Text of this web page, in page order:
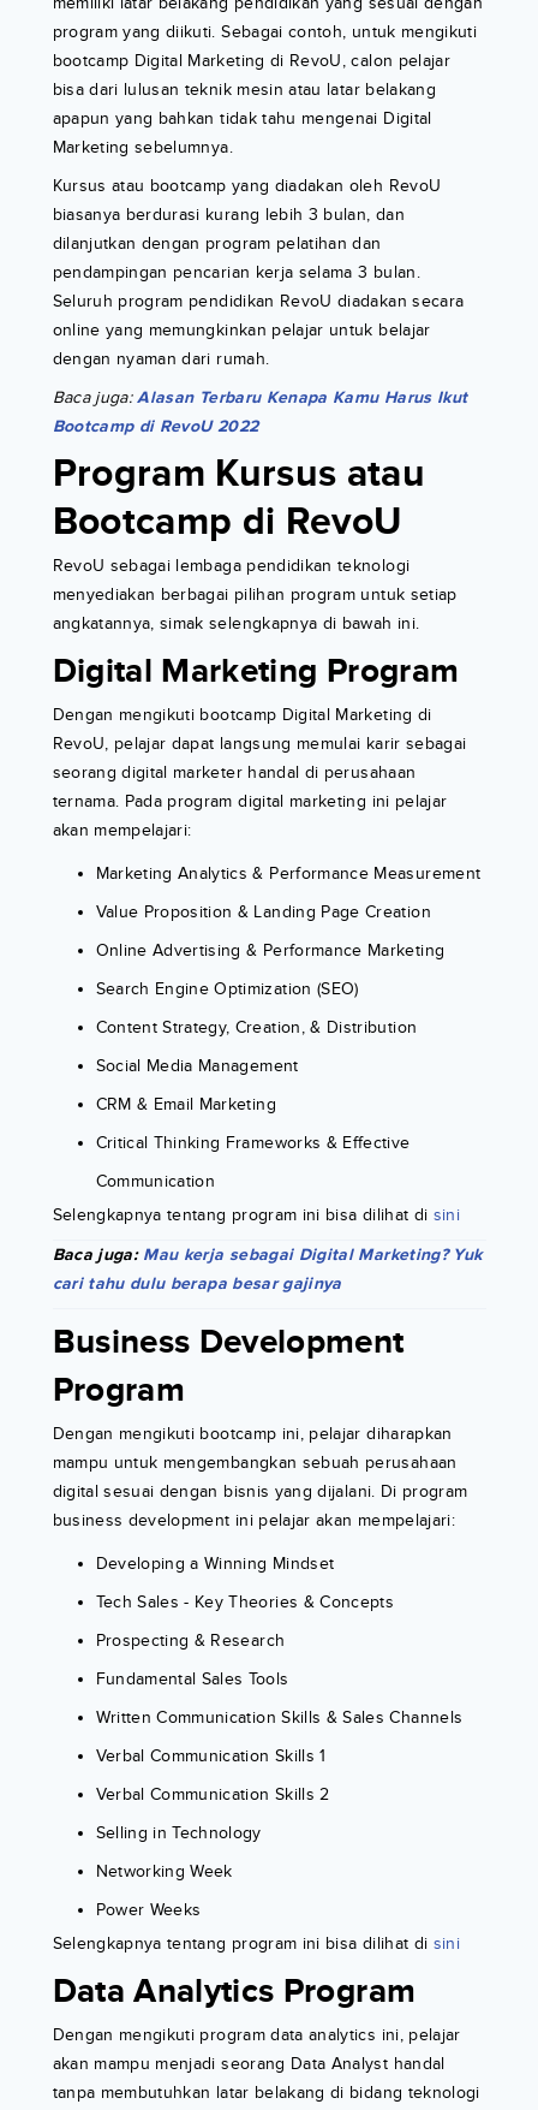
program yang diikuti. Sebagai contoh, untuk mengikuti
bootcamp Digital Marketing di RevoU, calon pelajar
bisa dari lulusan teknik mesin atau latar belakang
apapun yang bahkan tidak tahu mengenai Digital
Marketing sebelumnya.
Kursus atau bootcamp yang diadakan oleh RevoU
biasanya berdurasi kurang lebih 3 bulan, dan
dilanjutkan dengan program pelatihan dan
pendampingan pencarian kerja selama 3 bulan.
Seluruh program pendidikan RevoU diadakan secara
online yang memungkinkan pelajar untuk belajar
dengan nyaman dari rumah.
Baca juga: Alasan Terbaru Kenapa Kamu Harus Ikut
Bootcamp di RevoU 2022
Program Kursus atau
Bootcamp di RevoU
RevoU sebagai lembaga pendidikan teknologi
menyediakan berbagai pilihan program untuk setiap
angkatannya, simak selengkapnya di bawah ini.
Digital Marketing Program
Dengan mengikuti bootcamp Digital Marketing di
RevoU, pelajar dapat langsung memulai karir sebagai
seorang digital marketer handal di perusahaan
ternama. Pada program digital marketing ini pelajar
akan mempelajari:
Marketing Analytics & Performance Measurement
Value Proposition & Landing Page Creation
Online Advertising & Performance Marketing
Search Engine Optimization (SEO)
Content Strategy, Creation, & Distribution
Social Media Management
CRM & Email Marketing
Critical Thinking Frameworks & Effective
Communication
Selengkapnya tentang program ini bisa dilihat di sini
Baca juga: Mau kerja sebagai Digital Marketing? Yuk
cari tahu dulu berapa besar gajinya
Business Development
Program
Dengan mengikuti bootcamp ini, pelajar diharapkan
mampu untuk mengembangkan sebuah perusahaan
digital sesuai dengan bisnis yang dijalani. Di program
business development ini pelajar akan mempelajari:
Developing a Winning Mindset
Tech Sales - Key Theories & Concepts
Prospecting & Research
Fundamental Sales Tools
Written Communication Skills & Sales Channels
Verbal Communication Skills 1
Verbal Communication Skills 2
Selling in Technology
Networking Week
Power Weeks
Selengkapnya tentang program ini bisa dilihat di sini
Data Analytics Program
Dengan mengikuti program data analytics ini, pelajar
akan mampu menjadi seorang Data Analyst handal
tanpa membutuhkan latar belakang di bidang teknologi